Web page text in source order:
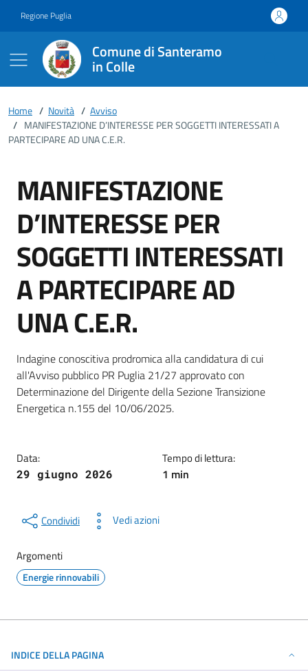
Regione Puglia
Comune di Santeramo
in Colle
Home / Novità / Avviso
/ MANIFESTAZIONE D’INTERESSE PER SOGGETTI INTERESSATI A
PARTECIPARE AD UNA C.E.R.
MANIFESTAZIONE
D’INTERESSE PER
SOGGETTI INTERESSATI
A PARTECIPARE AD
UNA C.E.R.
Dettagli della notizia
Indagine conoscitiva prodromica alla candidatura di cui
all'Avviso pubblico PR Puglia 21/27 approvato con
Determinazione del Dirigente della Sezione Transizione
Energetica n.155 del 10/06/2025.
Data:
29 giugno 2026
Tempo di lettura:
1 min
Condividi Vedi azioni
Argomenti
Energie rinnovabili
INDICE DELLA PAGINA